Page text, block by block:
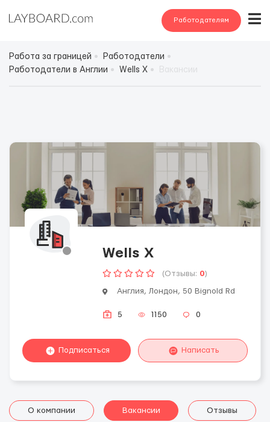
Работодателям
Работа за границей
Работодатели
Работодатели в Англии
Wells X
Wells X
(Отзывы: 0)
Англия, Лондон, 50 Bignold Rd
5 1150 0
Подписаться Написать
О компании Вакансии Отзывы